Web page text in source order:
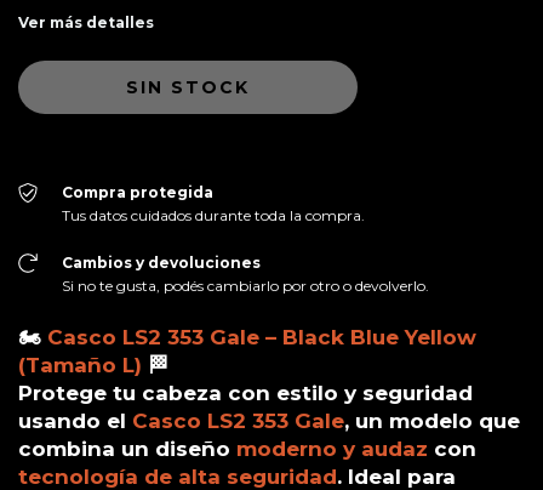
Ver más detalles
Compra protegida
Tus datos cuidados durante toda la compra.
Cambios y devoluciones
Si no te gusta, podés cambiarlo por otro o devolverlo.
🏍️ Casco LS2 353 Gale – Black Blue Yellow
(Tamaño L) 🏁
Protege tu cabeza con estilo y seguridad
usando el Casco LS2 353 Gale, un modelo que
combina un diseño moderno y audaz con
tecnología de alta seguridad. Ideal para